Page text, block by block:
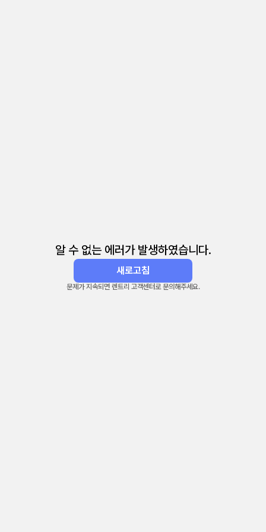
알 수 없는 에러가 발생하였습니다.
새로고침
문제가 지속되면 렌트리 고객센터로 문의해주세요.